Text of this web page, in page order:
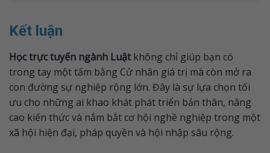
Kết luận
Học trực tuyến ngành Luậtkhông chỉ giúp bạn có
trong tay một tấm bằng Cử nhân giá trị mà còn mở ra
con đường sự nghiệp rộng lớn. Đây là sự lựa chọn tối
ưu cho những ai khao khát phát triển bản thân, nâng
cao kiến thức và nắm bắt cơ hội nghề nghiệp trong một
xã hội hiện đại, pháp quyền và hội nhập sâu rộng.